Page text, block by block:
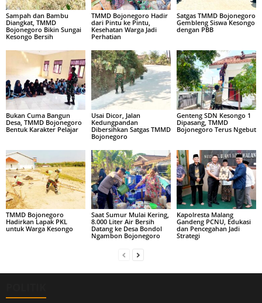
Sampah dan Bambu
Diangkat, TMMD
Bojonegoro Bikin Sungai
Kesongo Bersih
TMMD Bojonegoro Hadir
dari Pintu ke Pintu,
Kesehatan Warga Jadi
Perhatian
Satgas TMMD Bojonegoro
Gembleng Siswa Kesongo
dengan PBB
Bukan Cuma Bangun
Desa, TMMD Bojonegoro
Bentuk Karakter Pelajar
Usai Dicor, Jalan
Kedungpandan
Dibersihkan Satgas TMMD
Bojonegoro
Genteng SDN Kesongo 1
Dipasang, TMMD
Bojonegoro Terus Ngebut
TMMD Bojonegoro
Hadirkan Lapak PKL
untuk Warga Kesongo
Saat Sumur Mulai Kering,
8.000 Liter Air Bersih
Datang ke Desa Bondol
Ngambon Bojonegoro
Kapolresta Malang
Gandeng PCNU, Edukasi
dan Pencegahan Jadi
Strategi